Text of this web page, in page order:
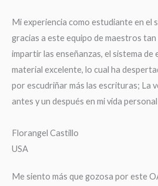
Mi experiencia como estudiante en el
gracias a este equipo de maestros
impartir las enseñanzas, el sistema de
material excelente, lo cual ha
por escudriñar más las escrituras; La
antes y un después en mi vida
Florangel Castillo
USA
Me siento más que gozosa por este